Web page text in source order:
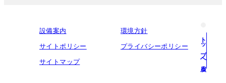
トップへ戻る
設備案内 環境方針
サイトポリシー プライバシーポリシー
サイトマップ